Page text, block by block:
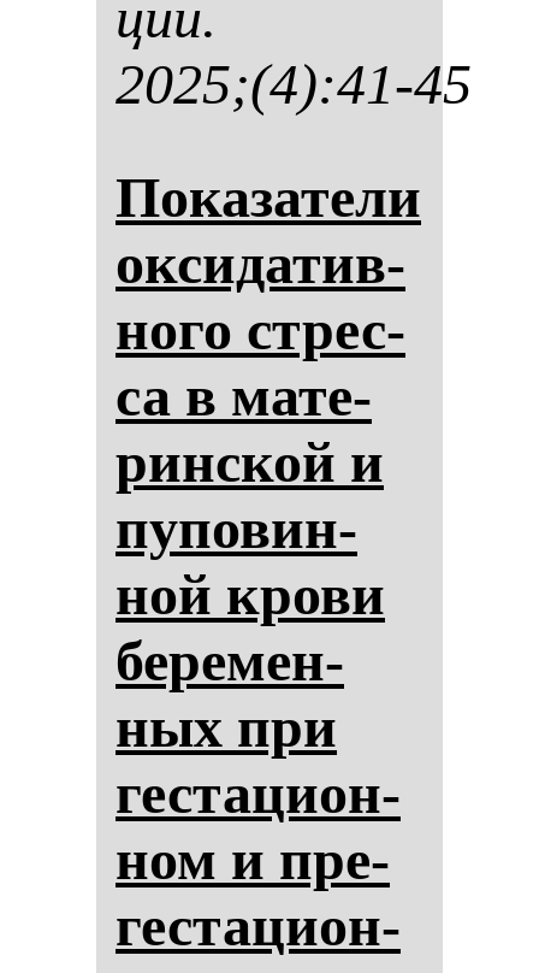
ции.
2025;(4):41-45
По­ка­за­те­ли
ок­си­да­тив­
но­го стрес­
са в ма­те­
рин­ской и
пу­по­вин­
ной кро­ви
бе­ре­мен­
ных при
гес­та­ци­он­
ном и пре­
гес­та­ци­он­